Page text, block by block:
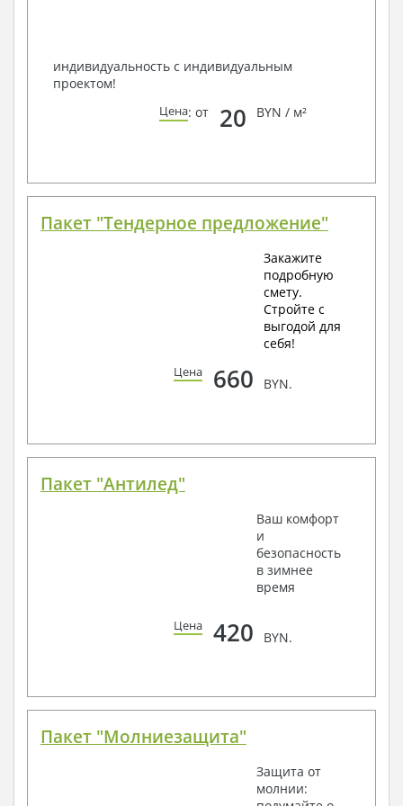
индивидуальность с индивидуальным
проектом!
Цена: от 20 BYN / м²
Пакет "Тендерное предложение"
Закажите
подробную
смету.
Стройте с
выгодой для
себя!
Цена 660 BYN.
Пакет "Антилед"
Ваш комфорт
и
безопасность
в зимнее
время
Цена 420 BYN.
Пакет "Молниезащита"
Защита от
молнии: